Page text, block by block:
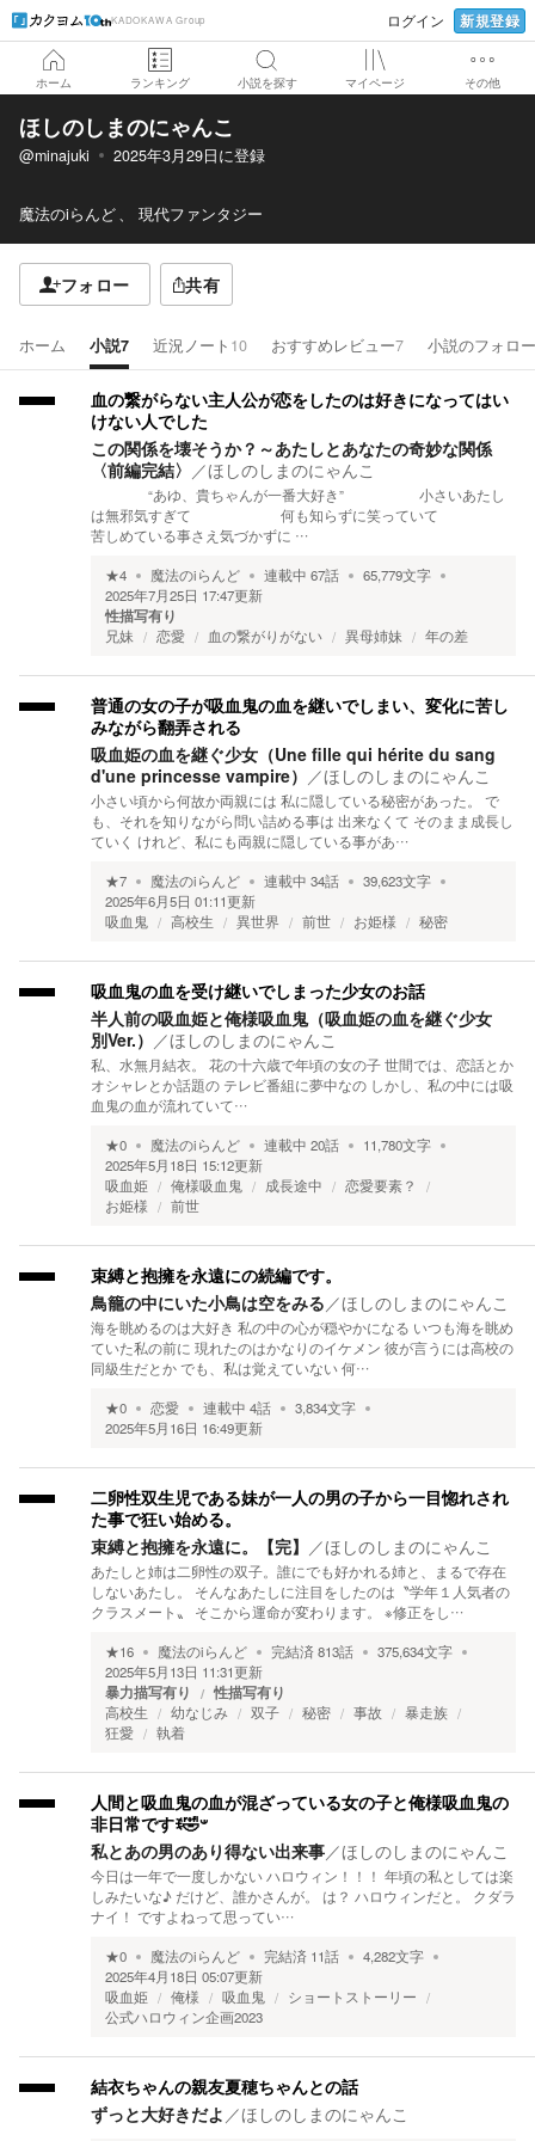
KADOKAWA Group ログイン 新規登録
ホーム ランキング 小説を探す マイページ その他
ほしのしまのにゃんこ
@minajuki 2025年3月29日に登録
魔法のiらんど 現代ファンタジー
フォロー 共有
ホーム 小説7 近況ノート 10 おすすめレビュー7 小説のフォロー
血の繋がらない主人公が恋をしたのは好きになってはい
けない人でした
この関係を壊そうか？～あたしとあなたの奇妙な関係
〈前編完結〉 ／ほしのしまのにゃんこ
“あゆ、貴ちゃんが一番大好き” 小さいあたし
は無邪気すぎて 何も知らずに笑っていて
苦しめている事さえ気づかずに …
★4 魔法のiらんど 連載中 67話 65,779文字
2025年7月25日 17:47更新
性描写有り
兄妹 恋愛 血の繋がりがない 異母姉妹 年の差
普通の女の子が吸血鬼の血を継いでしまい、変化に苦し
みながら翻弄される
吸血姫の血を継ぐ少女（Une fille qui hérite du sang
d'une princesse vampire） ／ほしのしまのにゃんこ
小さい頃から何故か両親には 私に隠している秘密があった。 で
も、それを知りながら問い詰める事は 出来なくて そのまま成長し
ていく けれど、私にも両親に隠している事があ…
★7 魔法のiらんど 連載中 34話 39,623文字
2025年6月5日 01:11更新
吸血鬼
高校生 異世界 前世 お姫様 秘密
吸血鬼の血を受け継いでしまった少女のお話
半人前の吸血姫と俺様吸血鬼（吸血姫の血を継ぐ少女
別Ver.） ／ほしのしまのにゃんこ
私、水無月結衣。 花の十六歳で年頃の女の子 世間では、恋話とか
オシャレとか話題の テレビ番組に夢中なの しかし、私の中には吸
血鬼の血が流れていて…
★0 魔法のiらんど 連載中 20話 11,780文字
2025年5月18日 15:12更新
吸血姫
俺様吸血鬼 成長途中
恋愛要素？
お姫様
前世
束縛と抱擁を永遠にの続編です。
鳥籠の中にいた小鳥は空をみる／ほしのしまのにゃんこ
海を眺めるのは大好き 私の中の心が穏やかになる いつも海を眺め
ていた私の前に 現れたのはかなりのイケメン 彼が言うには高校の
同級生だとか でも、私は覚えていない 何…
★0 恋愛 連載中 4話 3,834文字
2025年5月16日 16:49更新
二卵性双生児である妹が一人の男の子から一目惚れされ
た事で狂い始める。
束縛と抱擁を永遠に。【完】 ／ほしのしまのにゃんこ
あたしと姉は二卵性の双子。誰にでも好かれる姉と、まるで存在
しないあたし。 そんなあたしに注目をしたのは〝学年１人気者の
クラスメート〟 そこから運命が変わります。 ※修正をし…
★16 魔法のiらんど 完結済813話 375,634文字
2025年5月13日 11:31更新
暴力描写有り 性描写有り
高校生 幼なじみ 双子 秘密 事故
暴走族
狂愛
執着
人間と吸血鬼の血が混ざっている女の子と俺様吸血鬼の
非日常ですꉂ🤣‎𐤔
私とあの男のあり得ない出来事／ほしのしまのにゃんこ
今日は一年で一度しかない ハロウィン！！！ 年頃の私としては楽
しみたいな♪ だけど、誰かさんが。 は？ ハロウィンだと。 クダラ
ナイ！ ですよねって思ってい…
★0 魔法のiらんど 完結済 11話 4,282文字
2025年4月18日 05:07更新
吸血姫
俺様 吸血鬼
ショートストーリー
公式ハロウィン企画2023
結衣ちゃんの親友夏穂ちゃんとの話
ずっと大好きだよ ／ほしのしまのにゃんこ